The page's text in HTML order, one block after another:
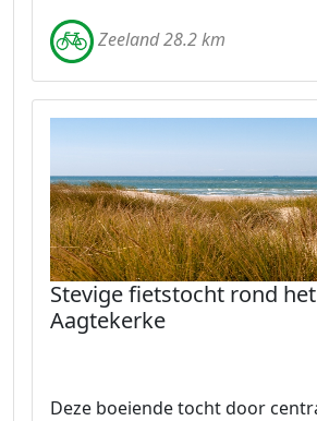
Zeeland 28.2 km
Stevige fietstocht rond
Aagtekerke
Deze boeiende tocht door